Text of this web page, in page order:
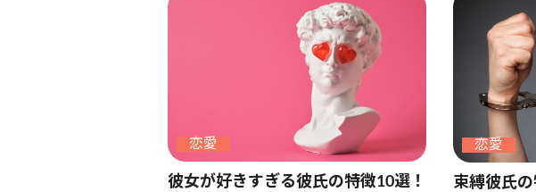
恋愛
彼女が好きすぎる彼氏の特徴10選！
恋愛
束縛彼氏